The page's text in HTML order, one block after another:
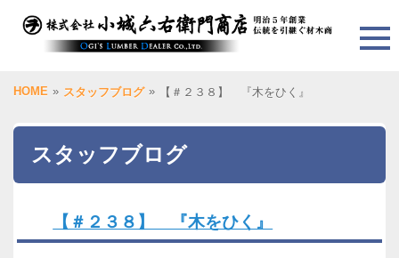
HOME » スタッフブログ » 【＃２３８】 『木をひく』
スタッフブログ
【＃２３８】 『木をひく』